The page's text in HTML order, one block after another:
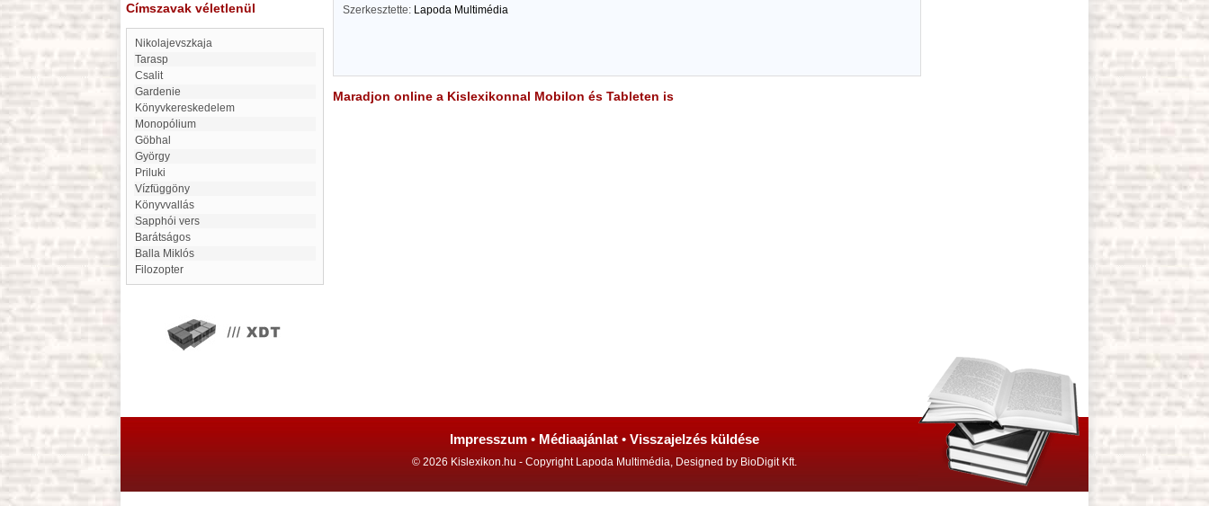
Címszavak véletlenül
Nikolajevszkaja
Tarasp
Csalit
Gardenie
Könyvkereskedelem
monopólium
Göbhal
György
Priluki
Vízfüggöny
Könyvvallás
Sapphói vers
Barátságos
Balla Miklós
filozopter
Szerkesztette: Lapoda Multimédia
Maradjon online a Kislexikonnal Mobilon és Tableten is
Impresszum • Médiaajánlat • Visszajelzés küldése
© 2026 Kislexikon.hu - Copyright Lapoda Multimédia, Designed by BioDigit Kft.